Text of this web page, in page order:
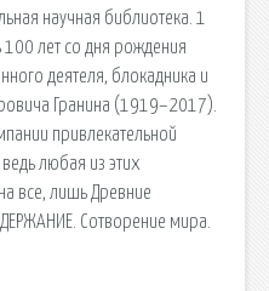
научная библиотека. 1
лет со дня рождения
деятеля, блокадника и
Гранина (1919–2017).
привлекательной
любая из этих
все, лишь Древние
Сотворение мира.